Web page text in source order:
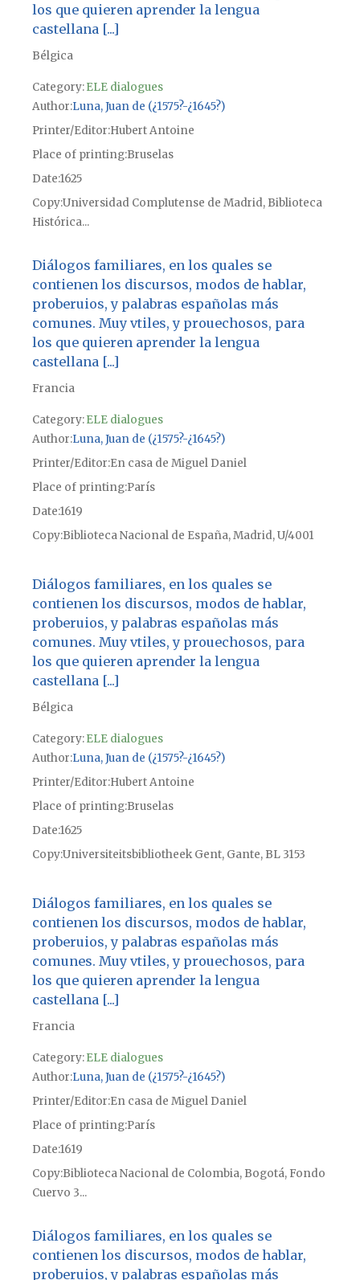
los que quieren aprender la lengua
castellana [...]
Bélgica
Category:ELE dialogues
Author Luna, Juan de (¿1575?-¿1645?)
Printer/Editor Hubert Antoine
Place of printingBruselas
Date1625
CopyUniversidad Complutense de Madrid, Biblioteca
Histórica...
Diálogos familiares, en los quales se
contienen los discursos, modos de hablar,
proberuios, y palabras españolas más
comunes. Muy vtiles, y prouechosos, para
los que quieren aprender la lengua
castellana [...]
Francia
Category:ELE dialogues
Author Luna, Juan de (¿1575?-¿1645?)
Printer/Editor En casa de Miguel Daniel
Place of printingParís
Date1619
CopyBiblioteca Nacional de España, Madrid, U/4001
Diálogos familiares, en los quales se
contienen los discursos, modos de hablar,
proberuios, y palabras españolas más
comunes. Muy vtiles, y prouechosos, para
los que quieren aprender la lengua
castellana [...]
Bélgica
Category:ELE dialogues
Author Luna, Juan de (¿1575?-¿1645?)
Printer/Editor Hubert Antoine
Place of printingBruselas
Date1625
CopyUniversiteitsbibliotheek Gent, Gante, BL 3153
Diálogos familiares, en los quales se
contienen los discursos, modos de hablar,
proberuios, y palabras españolas más
comunes. Muy vtiles, y prouechosos, para
los que quieren aprender la lengua
castellana [...]
Francia
Category:ELE dialogues
Author Luna, Juan de (¿1575?-¿1645?)
Printer/Editor En casa de Miguel Daniel
Place of printingParís
Date1619
CopyBiblioteca Nacional de Colombia, Bogotá, Fondo
Cuervo 3...
Diálogos familiares, en los quales se
contienen los discursos, modos de hablar,
proberuios, y palabras españolas más